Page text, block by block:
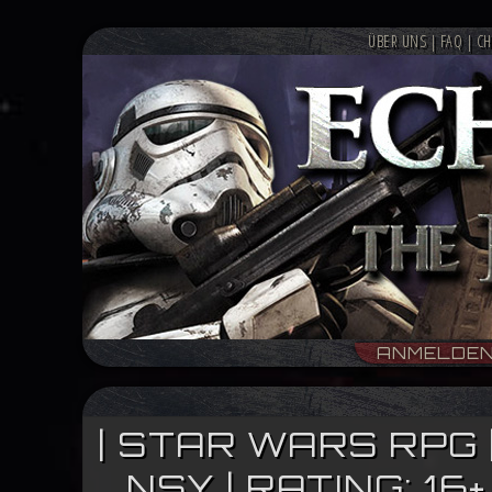
ÜBER UNS| FAQ|
| STAR WARS